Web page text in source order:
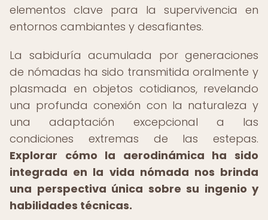
elementos clave para la supervivencia en
entornos cambiantes y desafiantes.
La sabiduría acumulada por generaciones
de nómadas ha sido transmitida oralmente y
plasmada en objetos cotidianos, revelando
una profunda conexión con la naturaleza y
una adaptación excepcional a las
condiciones extremas de las estepas.
Explorar cómo la aerodinámica ha sido
integrada en la vida nómada nos brinda
una perspectiva única sobre su ingenio y
habilidades técnicas.